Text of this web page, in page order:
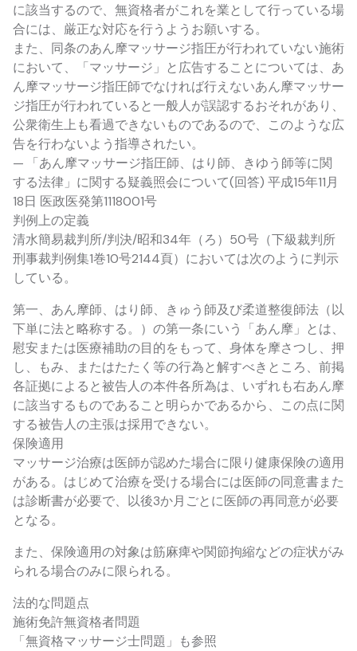
に該当するので、無資格者がこれを業として行っている場
合には、厳正な対応を行うようお願いする。
また、同条のあん摩マッサージ指圧が行われていない施術
において、「マッサージ」と広告することについては、あ
ん摩マッサージ指圧師でなければ行えないあん摩マッサー
ジ指圧が行われていると一般人が誤認するおそれがあり、
公衆衛生上も看過できないものであるので、このような広
告を行わないよう指導されたい。
— 「あん摩マッサージ指圧師、はり師、きゆう師等に関
する法律」に関する疑義照会について(回答) 平成15年11月
18日 医政医発第1118001号
判例上の定義
清水簡易裁判所/判決/昭和34年（ろ）50号（下級裁判所
刑事裁判例集1巻10号2144頁）においては次のように判示
している。
第一、あん摩師、はり師、きゅう師及び柔道整復師法（以
下単に法と略称する。）の第一条にいう「あん摩」とは、
慰安または医療補助の目的をもって、身体を摩さつし、押
し、もみ、またはたたく等の行為と解すべきところ、前掲
各証拠によると被告人の本件各所為は、いずれも右あん摩
に該当するものであること明らかであるから、この点に関
する被告人の主張は採用できない。
保険適用
マッサージ治療は医師が認めた場合に限り健康保険の適用
がある。はじめて治療を受ける場合には医師の同意書また
は診断書が必要で、以後3か月ごとに医師の再同意が必要
となる。
また、保険適用の対象は筋麻痺や関節拘縮などの症状がみ
られる場合のみに限られる。
法的な問題点
施術免許無資格者問題
「無資格マッサージ士問題」も参照